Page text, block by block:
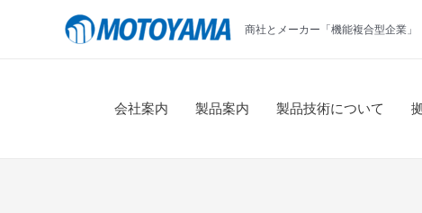
商社とメーカー「機能複合型企業」
会社案内 製品案内 製品技術について